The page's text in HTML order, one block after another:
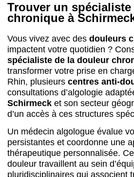
Trouver un
chronique à
Vous vivez avec des douleurs
impactent votre quotidien ?
spécialiste de la douleur
transformer votre prise en
Rhin, plusieurs centres anti-
consultations d’algologie
Schirmeck et son secteur
d’un accès à ces structures
Un médecin algologue évalue
persistantes et coordonne une
thérapeutique personnalisée.
douleur travaillent au sein
pluridisciplinaires qui associent